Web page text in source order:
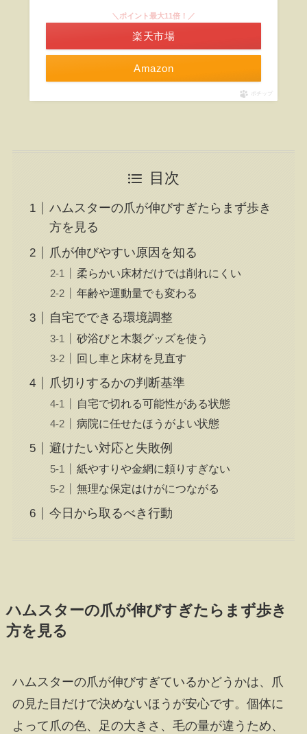
Amazon
＼ポイント最大11倍！／
楽天市場
ポチップ
目次
ハムスターの爪が伸びすぎたらまず歩き
方を見る
爪が伸びやすい原因を知る
柔らかい床材だけでは削れにくい
年齢や運動量でも変わる
自宅でできる環境調整
砂浴びと木製グッズを使う
回し車と床材を見直す
爪切りするかの判断基準
自宅で切れる可能性がある状態
病院に任せたほうがよい状態
避けたい対応と失敗例
紙やすりや金網に頼りすぎない
無理な保定はけがにつながる
今日から取るべき行動
ハムスターの爪が伸びすぎたらまず歩き
方を見る
ハムスターの爪が伸びすぎているかどうかは、爪
の見た目だけで決めないほうが安心です。個体に
よって爪の色、足の大きさ、毛の量が違うため、